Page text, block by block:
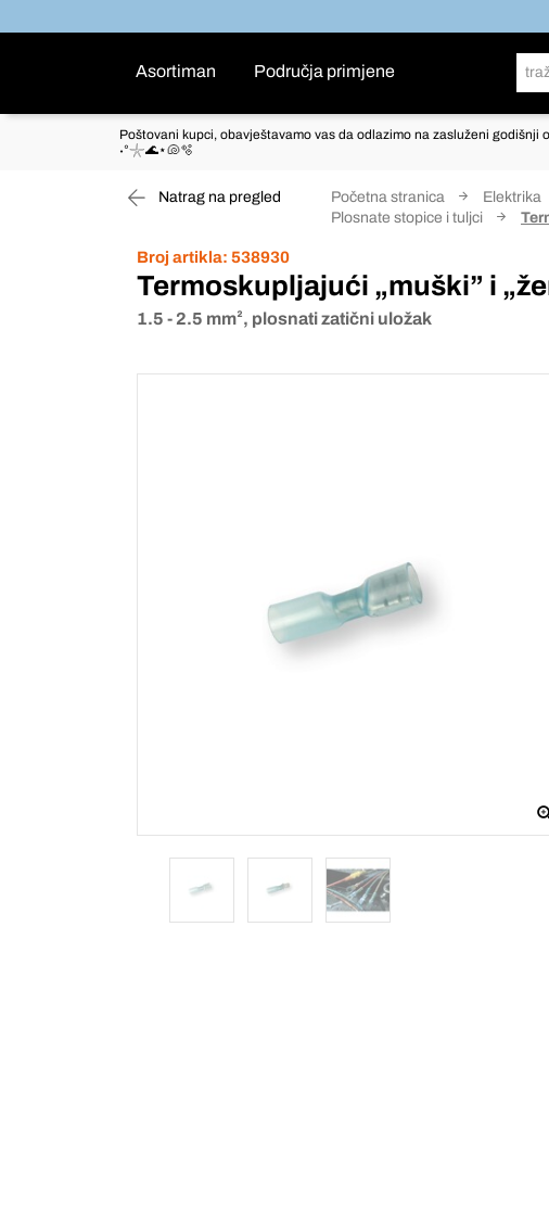
Asortiman Područja primjene
Poštovani kupci, obavještavamo vas da odlazimo na zasluženi godišnji
˖°𓇼🌊⋆🐚🫧
Natrag na pregled Početna stranica Elektrika
Plosnate stopice i tuljci
Broj artikla: 538930
Termoskupljajući „muški” i
1.5 - 2.5 mm², plosnati zatični uložak